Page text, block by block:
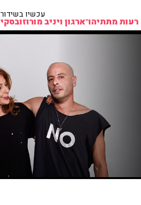
עכשיו בשידור
רעות מתתיהו־ארגון ויניב מורוזובסקי